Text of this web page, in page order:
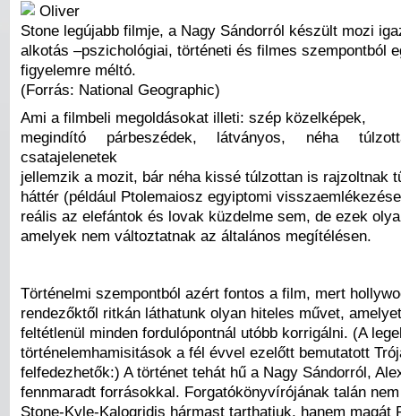
Oliver
Stone legújabb filmje, a Nagy Sándorról készült mozi
alkotás –pszichológiai, történeti és filmes szempontból
figyelemre méltó.
(Forrás: National Geographic)
Ami a filmbeli megoldásokat illeti: szép közelképek,
megindító párbeszédek, látványos, néha
csatajelenetek
jellemzik a mozit, bár néha kissé túlzottan is rajzoltnak
háttér (például Ptolemaiosz egyiptomi
reális az elefántok és lovak küzdelme sem, de ezek
amelyek nem változtatnak az általános megítélésen.
Történelmi szempontból azért fontos a film, mert
rendezőktől ritkán láthatunk olyan hiteles művet,
feltétlenül minden fordulópontnál utóbb korrigálni. (A
történelemhamisitások a fél évvel ezelőtt bemutatott
felfedezhetők:) A történet tehát hű a Nagy Sándorról,
fennmaradt forrásokkal. Forgatókönyvírójának talán
Stone-Kyle-Kalogridis hármast tarthatjuk, hanem magát